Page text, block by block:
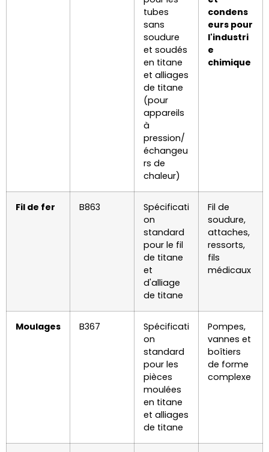
tubes
sans
soudure
et soudés
en titane
et alliages
de titane
(pour
appareils
à
pression/
échangeu
rs de
chaleur)
condens
eurs pour
l'industri
e
chimique
Fil de fer B863
Spécificati
on
standard
pour le fil
de titane
et
d'alliage
de titane
Fil de
soudure,
attaches,
ressorts,
fils
médicaux
Moulages B367
Spécificati
on
standard
pour les
pièces
moulées
en titane
et alliages
de titane
Pompes,
vannes et
boîtiers
de forme
complexe